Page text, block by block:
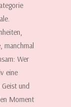
manchmal
Wer
eine
und
Moment